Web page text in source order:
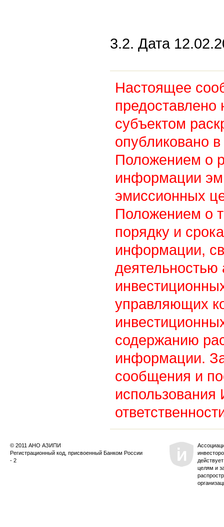
3.2. Дата
Настоящее
предоставлено
субъектом
опубликовано в
Положением о
информации
эмиссионных
Положением о
порядку и
информации,
управляющих
содержанию
информации.
сообщения и
© 2011 АНО АЗИПИ
Регистрационный код, присвоенный Банком России
- 2
целям и